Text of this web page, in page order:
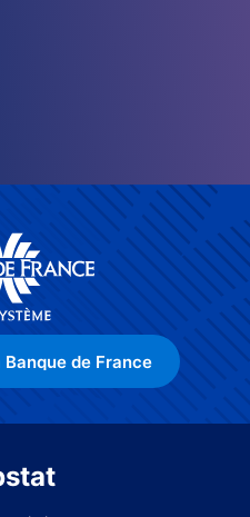
de France